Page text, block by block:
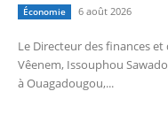
Économie 6 août 2026
Le Directeur des finances
Vêenem, Issouphou
à Ouagadougou,...